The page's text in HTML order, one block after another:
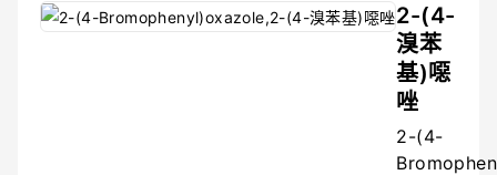
≤97.3%
2-(4-
溴苯
基)噁
唑
2-(4-